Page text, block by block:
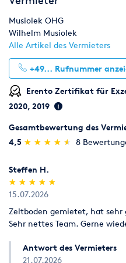
Musiolek OHG
Wilhelm Musiolek
Alle Artikel des Vermieters
+49... Rufnummer
Erento Zertifikat für
2020, 2019
Gesamtbewertung des
4,5 (*)
★
★
(*) ★
★
(*) ★
★
(*) ★
★
(*) ★
★ 8
Steffen H.
(*)
★
★
(*) ★
★
(*) ★
★
(*) ★
★
(*) ★
★
15.07.2026
Zeltboden gemietet, hat
Sehr nettes Team. Gerne
Antwort des Vermieters
21.07.2026